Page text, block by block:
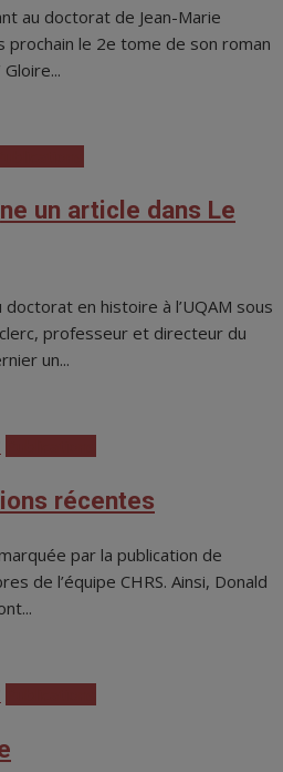
au doctorat de Jean-Marie
prochain le 2e tome de son roman
un article dans Le
en histoire à l’UQAM sous
professeur et directeur du
un...
récentes
par la publication de
de l’équipe CHRS. Ainsi, Donald